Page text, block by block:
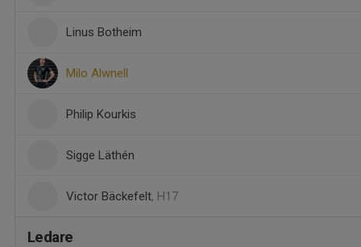
Linus Botheim
Milo Alwnell
Philip Kourkis
Sigge Läthén
Victor Bäckefelt, H17
Ledare